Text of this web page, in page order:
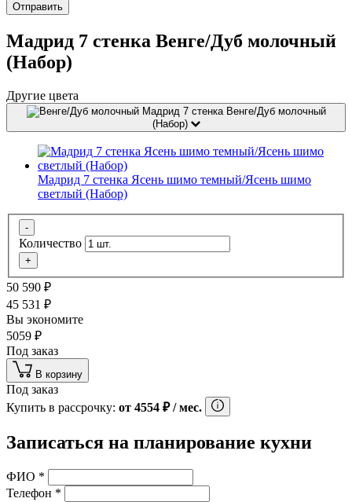
Отправить
Мадрид 7 стенка Венге/Дуб молочный
(Набор)
Другие цвета
Мадрид 7 стенка Венге/Дуб молочный
(Набор)
Мадрид 7 стенка Ясень шимо темный/Ясень шимо
светлый (Набор)
-
Количество
+
50 590 ₽
45 531 ₽
Вы экономите
5059 ₽
Под заказ
В корзину
Под заказ
Купить в рассрочку: от 4554 ₽/ мес.
Записаться на планирование кухни
ФИО *
Телефон *